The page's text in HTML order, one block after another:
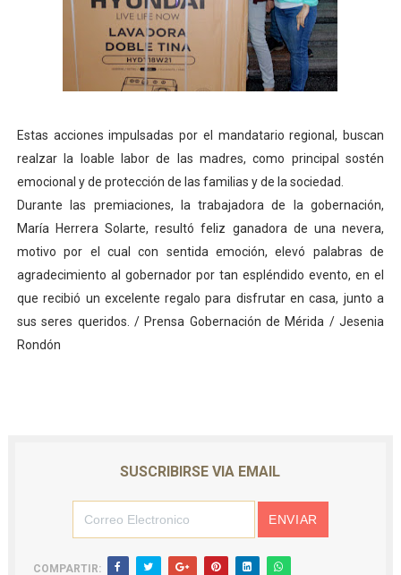
Estas acciones impulsadas por el mandatario regional, buscan
realzar la loable labor de las madres, como principal sostén
emocional y de protección de las familias y de la sociedad.
Durante las premiaciones, la trabajadora de la gobernación,
María Herrera Solarte, resultó feliz ganadora de una nevera,
motivo por el cual con sentida emoción, elevó palabras de
agradecimiento al gobernador por tan espléndido evento, en el
que recibió un excelente regalo para disfrutar en casa, junto a
sus seres queridos. / Prensa Gobernación de Mérida / Jesenia
Rondón
SUSCRIBIRSE VIA EMAIL
COMPARTIR: